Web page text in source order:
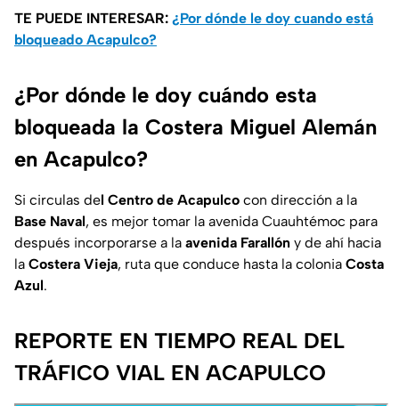
TE PUEDE INTERESAR: ¿Por dónde le doy cuando está
bloqueado Acapulco?
¿Por dónde le doy cuándo esta
bloqueada la Costera Miguel Alemán
en Acapulco?
Si circulas del Centro de Acapulco con dirección a la
Base Naval, es mejor tomar la avenida Cuauhtémoc para
después incorporarse a la avenida Farallón y de ahí hacia
la Costera Vieja, ruta que conduce hasta la colonia Costa
Azul.
REPORTE EN TIEMPO REAL DEL
TRÁFICO VIAL EN ACAPULCO